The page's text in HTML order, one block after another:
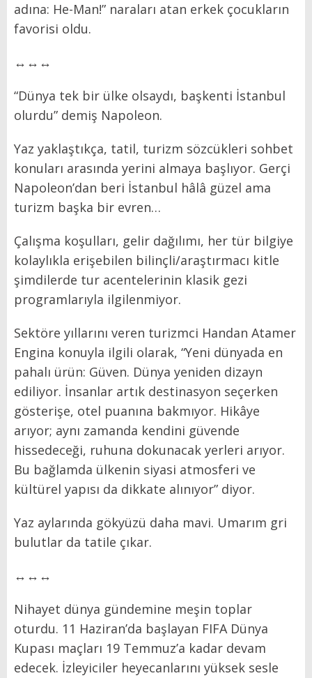
adına: He-Man!” naraları atan erkek çocukların
favorisi oldu.
↔↔↔
“Dünya tek bir ülke olsaydı, başkenti İstanbul
olurdu” demiş Napoleon.
Yaz yaklaştıkça, tatil, turizm sözcükleri sohbet
konuları arasında yerini almaya başlıyor. Gerçi
Napoleon’dan beri İstanbul hâlâ güzel ama
turizm başka bir evren…
Çalışma koşulları, gelir dağılımı, her tür bilgiye
kolaylıkla erişebilen bilinçli/araştırmacı kitle
şimdilerde tur acentelerinin klasik gezi
programlarıyla ilgilenmiyor.
Sektöre yıllarını veren turizmci Handan Atamer
Engina konuyla ilgili olarak, “Yeni dünyada en
pahalı ürün: Güven. Dünya yeniden dizayn
ediliyor. İnsanlar artık destinasyon seçerken
gösterişe, otel puanına bakmıyor. Hikâye
arıyor; aynı zamanda kendini güvende
hissedeceği, ruhuna dokunacak yerleri arıyor.
Bu bağlamda ülkenin siyasi atmosferi ve
kültürel yapısı da dikkate alınıyor” diyor.
Yaz aylarında gökyüzü daha mavi. Umarım gri
bulutlar da tatile çıkar.
↔↔↔
Nihayet dünya gündemine meşin toplar
oturdu. 11 Haziran’da başlayan FIFA Dünya
Kupası maçları 19 Temmuz’a kadar devam
edecek. İzleyiciler heyecanlarını yüksek sesle